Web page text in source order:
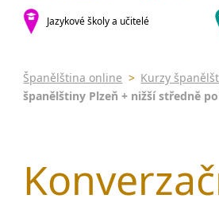
malá města podle
Most
Sedlčany
Jazykové školy a učitelé
Španělština online > Kurzy
španělštiny Plzeň + nižší středně